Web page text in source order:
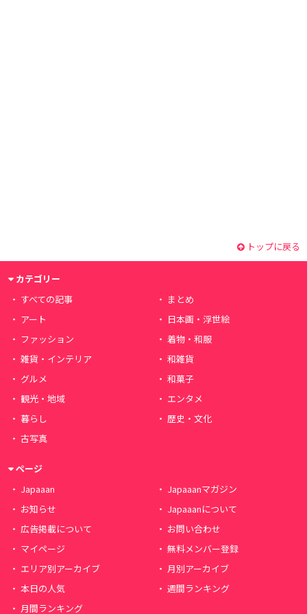
トップに戻る
カテゴリー
すべての記事
まとめ
アート
日本画・浮世絵
ファッション
着物・和服
雑貨・インテリア
和雑貨
グルメ
和菓子
観光・地域
エンタメ
暮らし
歴史・文化
古写真
ページ
Japaaan
Japaaanマガジン
お知らせ
Japaaanについて
広告掲載について
お問い合わせ
マイページ
無料メンバー登録
エリア別アーカイブ
月別アーカイブ
本日の人気
週間ランキング
月間ランキング